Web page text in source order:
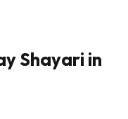
Shayari in